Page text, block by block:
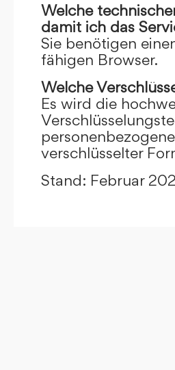
Welche
damit ich das
Sie benötigen
fähigen Browser.
Welche
Es wird die
verschlüsselter
Stand: Februar